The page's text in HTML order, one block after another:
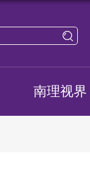
南理视界